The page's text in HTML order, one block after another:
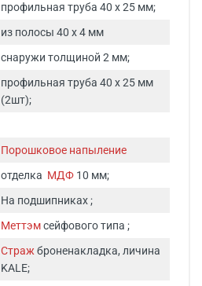
профильная труба 40 х 25 мм;
из полосы 40 x 4 мм
снаружи толщиной 2 мм;
профильная труба 40 х 25 мм
(2шт);
Порошковое напыление
отделка МДФ 10 мм;
На подшипниках ;
Меттэмсейфового типа ;
Страж броненакладка, личина
KALE;